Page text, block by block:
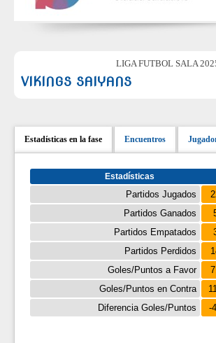
LIGA FUTBOL SALA
VIKINGS SAIYANS
Estadísticas en la fase Encuentros
Estadísticas
Partidos Jugados
Partidos Ganados
Partidos Empatados
Partidos Perdidos
Goles/Puntos a Favor
Goles/Puntos en Contra
Diferencia Goles/Puntos
-